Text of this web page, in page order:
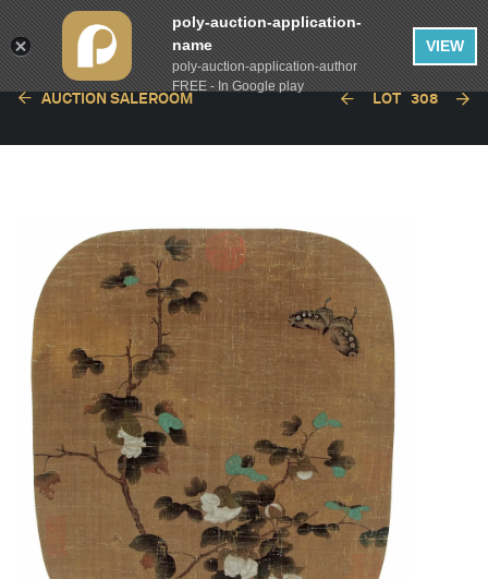
繁體中文
AUCTION SALEROOM LOT 308
poly-auction-application-
name
poly-auction-application-author
FREE - In Google play
VIEW